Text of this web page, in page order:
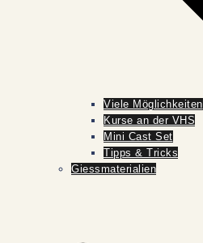
Viele Möglichkeiten
Kurse an der VHS
Mini Cast Set
Tipps & Tricks
Giessmaterialien